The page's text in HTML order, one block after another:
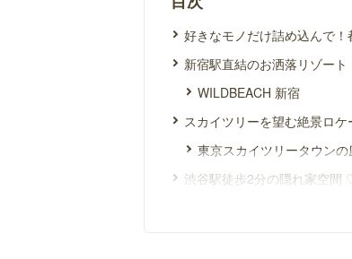
好きなモノだけ詰め込んで
新宿駅直結のお洒落リゾー
WILDBEACH 新宿
スカイツリーを望む絶景ロ
東京スカイツリータウンの
渋谷駅徒歩2分の隠れ家空間
ビストロ肉酒場 貸切パー
屋上テラスを贅沢に貸切 ♡